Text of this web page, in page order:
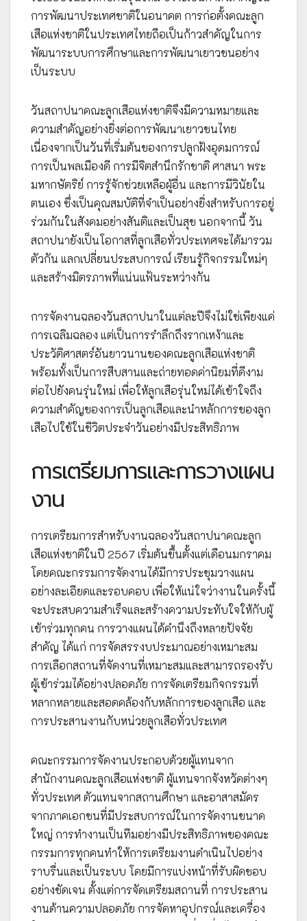
การพัฒนาประเทศชาติในอนาคต การก่อตั้งคณะลูก
เสือแห่งชาติในประเทศไทยถือเป็นก้าวสำคัญในการ
พัฒนาระบบการศึกษาและการพัฒนาเยาวชนอย่าง
เป็นระบบ
วันสถาปนาคณะลูกเสือแห่งชาติจึงมีความหมายและ
ความสำคัญอย่างยิ่งต่อการพัฒนาเยาวชนไทย
เนื่องจากเป็นวันที่เริ่มต้นของการปลูกฝังอุดมการณ์
การเป็นพลเมืองดี การมีจิตสำนึกรักชาติ ศาสนา พระ
มหากษัตริย์ การรู้จักช่วยเหลือผู้อื่น และการมีวินัยใน
ตนเอง ซึ่งเป็นคุณสมบัติที่จำเป็นอย่างยิ่งสำหรับการอยู่
ร่วมกันในสังคมอย่างสันติและเป็นสุข นอกจากนี้ วัน
สถาปนายังเป็นโอกาสที่ลูกเสือทั่วประเทศจะได้มารวม
ตัวกัน แลกเปลี่ยนประสบการณ์ เรียนรู้กิจกรรมใหม่ๆ
และสร้างมิตรภาพที่แน่นแฟ้นระหว่างกัน
การจัดงานฉลองวันสถาปนาในแต่ละปีจึงไม่ใช่เพียงแค่
การเฉลิมฉลอง แต่เป็นการรำลึกถึงรากเหง้าและ
ประวัติศาสตร์อันยาวนานของคณะลูกเสือแห่งชาติ
พร้อมทั้งเป็นการสืบสานและถ่ายทอดค่านิยมที่ดีงาม
ต่อไปยังคนรุ่นใหม่ เพื่อให้ลูกเสือรุ่นใหม่ได้เข้าใจถึง
ความสำคัญของการเป็นลูกเสือและนำหลักการของลูก
เสือไปใช้ในชีวิตประจำวันอย่างมีประสิทธิภาพ
การเตรียมการและการวางแผน
งาน
การเตรียมการสำหรับงานฉลองวันสถาปนาคณะลูก
เสือแห่งชาติในปี 2567 เริ่มต้นขึ้นตั้งแต่เดือนมกราคม
โดยคณะกรรมการจัดงานได้มีการประชุมวางแผน
อย่างละเอียดและรอบคอบ เพื่อให้แน่ใจว่างานในครั้งนี้
จะประสบความสำเร็จและสร้างความประทับใจให้กับผู้
เข้าร่วมทุกคน การวางแผนได้คำนึงถึงหลายปัจจัย
สำคัญ ได้แก่ การจัดสรรงบประมาณอย่างเหมาะสม
การเลือกสถานที่จัดงานที่เหมาะสมและสามารถรองรับ
ผู้เข้าร่วมได้อย่างปลอดภัย การจัดเตรียมกิจกรรมที่
หลากหลายและสอดคล้องกับหลักการของลูกเสือ และ
การประสานงานกับหน่วยลูกเสือทั่วประเทศ
คณะกรรมการจัดงานประกอบด้วยผู้แทนจาก
สำนักงานคณะลูกเสือแห่งชาติ ผู้แทนจากจังหวัดต่างๆ
ทั่วประเทศ ตัวแทนจากสถานศึกษา และอาสาสมัคร
จากภาคเอกชนที่มีประสบการณ์ในการจัดงานขนาด
ใหญ่ การทำงานเป็นทีมอย่างมีประสิทธิภาพของคณะ
กรรมการทุกคนทำให้การเตรียมงานดำเนินไปอย่าง
ราบรื่นและเป็นระบบ โดยมีการแบ่งหน้าที่รับผิดชอบ
อย่างชัดเจน ตั้งแต่การจัดเตรียมสถานที่ การประสาน
งานด้านความปลอดภัย การจัดหาอุปกรณ์และเครื่อง